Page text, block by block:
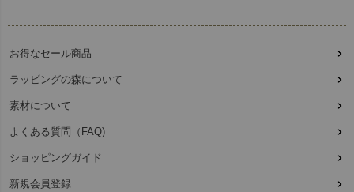
お得なセール商品
ラッピングの森について
素材について
よくある質問（FAQ)
ショッピングガイド
新規会員登録